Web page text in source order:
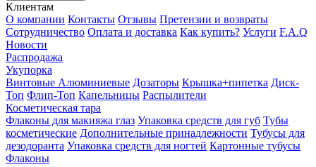
Клиентам
О компании Контакты Отзывы Претензии и возвраты
Сотрудничество Оплата и доставка Как купить? Услуги F.A.Q
Новости
Распродажа
Укупорка
Винтовые Алюминиевые Дозаторы Крышка+пипетка Диск-
Топ Флип-Топ Капельницы Распылители
Косметическая тара
Флаконы для макияжа глаз Упаковка средств для губ Тубы
косметические Дополнительные принадлежности Тубусы для
дезодоранта Упаковка средств для ногтей Картонные тубусы
Флаконы